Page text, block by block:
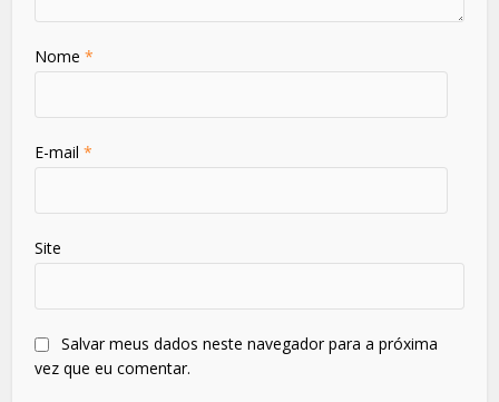
Nome*
E-mail*
Site
Salvar meus dados neste navegador para a próxima
vez que eu comentar.